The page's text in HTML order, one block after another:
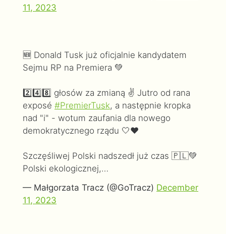
11, 2023
🆕️ Donald Tusk już oficjalnie kandydatem
Sejmu RP na Premiera 💚
2️⃣4️⃣8️⃣ głosów za zmianą ✌ Jutro od rana
exposé#PremierTusk, a następnie kropka
nad "i" - wotum zaufania dla nowego
demokratycznego rządu 🤍❤
Szczęśliwej Polski nadszedł już czas 🇵🇱💚
Polski ekologicznej,…
— Małgorzata Tracz (@GoTracz) December
11, 2023